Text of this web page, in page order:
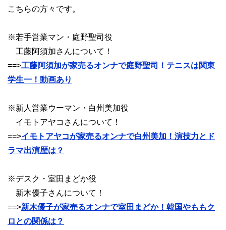
こちらの方々です。
※若手営業マン・庭野聖司役
工藤阿須加さんについて！
==>工藤阿須加が家売るオンナで庭野聖司！テニスは関東
学生一！動画あり
※新人営業ウーマン・白州美加役
イモトアヤコさんについて！
==>イモトアヤコが家売るオンナで白州美加！演技力とド
ラマ出演歴は？
※デスク・室田まどか役
新木優子さんについて！
==>新木優子が家売るオンナで室田まどか！韓国やももク
ロとの関係は？